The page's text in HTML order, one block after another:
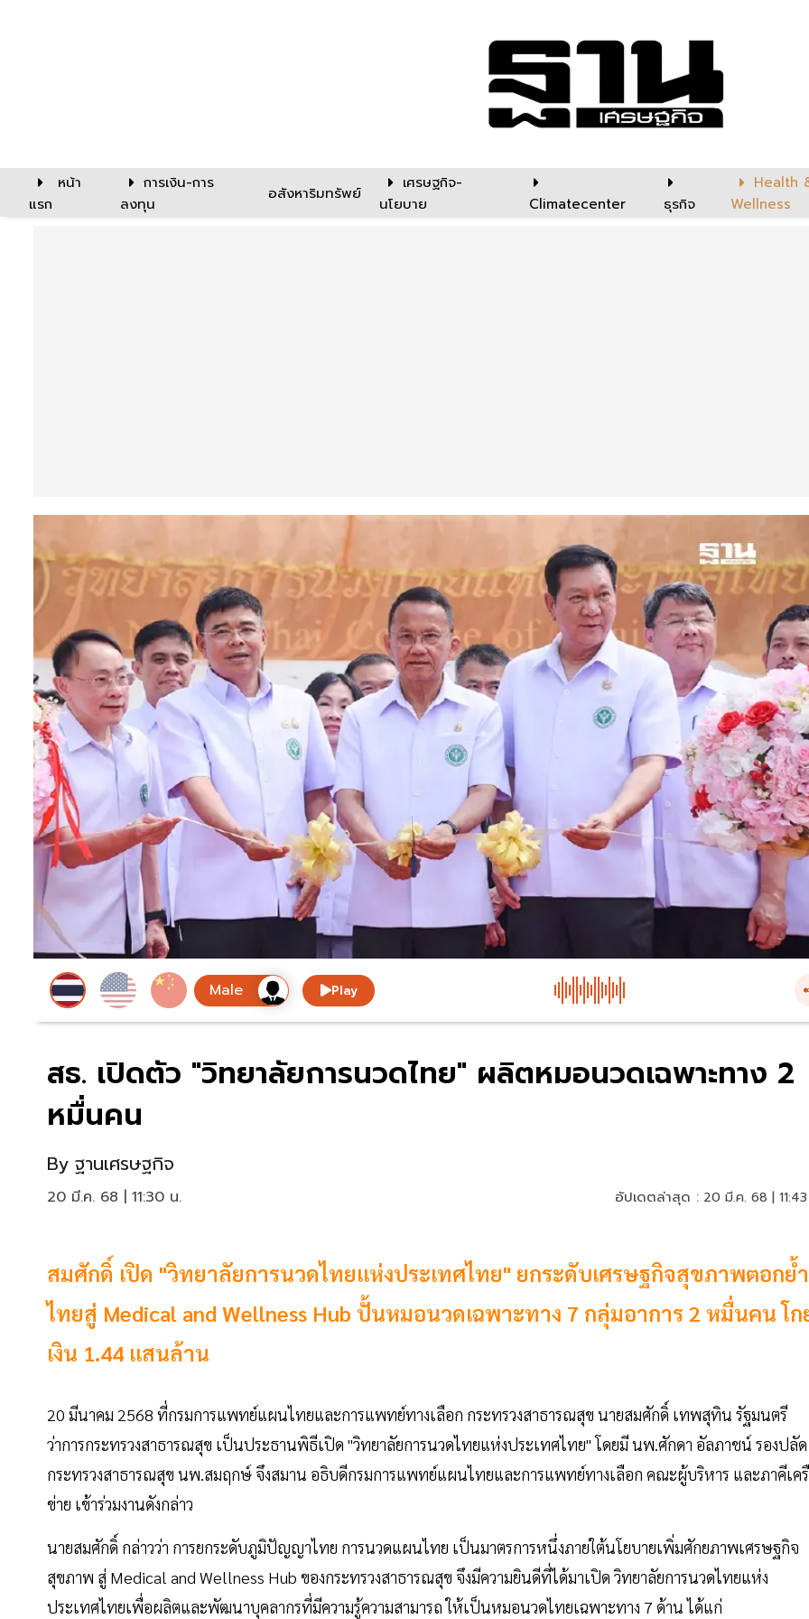
หน้า
แรก
การเงิน-การ
ลงทุน
อสังหาริมทรัพย์
เศรษฐกิจ-
นโยบาย
Climatecenter ธุรกิจ
Health
Wellness
Play
สธ. เปิดตัว "วิทยาลัยการนวดไทย" ผลิตหมอนวดเฉพาะทาง 2
หมื่นคน
By ฐานเศรษฐกิจ
20 มี.ค. 68 | 11:30 น. อัปเดตล่าสุด : 20 มี.ค. 68 |
สมศักดิ์ เปิด "วิทยาลัยการนวดไทยแห่งประเทศไทย" ยกระดับเศรษฐกิจสุขภาพตอกย้ำ
ไทยสู่ Medical and Wellness Hub ปั้นหมอนวดเฉพาะทาง 7 กลุ่มอาการ 2 หมื่นคน โก
เงิน 1.44 แสนล้าน
20 มีนาคม 2568 ที่กรมการแพทย์แผนไทยและการแพทย์ทางเลือก กระทรวงสาธารณสุข นายสมศักดิ์ เทพสุทิน รัฐมนตรี
ว่าการกระทรวงสาธารณสุข เป็นประธานพิธีเปิด "วิทยาลัยการนวดไทยแห่งประเทศไทย" โดยมี นพ.ศักดา อัลภาชน์ รองปลัด
กระทรวงสาธารณสุข นพ.สมฤกษ์ จึงสมาน อธิบดีกรมการแพทย์แผนไทยและการแพทย์ทางเลือก คณะผู้บริหาร และภาคีเค
ข่าย เข้าร่วมงานดังกล่าว
นายสมศักดิ์ กล่าวว่า การยกระดับภูมิปัญญาไทย การนวดแผนไทย เป็นมาตรการหนึ่งภายใต้นโยบายเพิ่มศักยภาพเศรษฐกิจ
สุขภาพ สู่ Medical and Wellness Hub ของกระทรวงสาธารณสุข จึงมีความยินดีที่ได้มาเปิด วิทยาลัยการนวดไทยแห่ง
ประเทศไทยเพื่อผลิตและพัฒนาบุคลากรที่มีความรู้ความสามารถ ให้เป็นหมอนวดไทยเฉพาะทาง 7 ด้าน ได้แก่